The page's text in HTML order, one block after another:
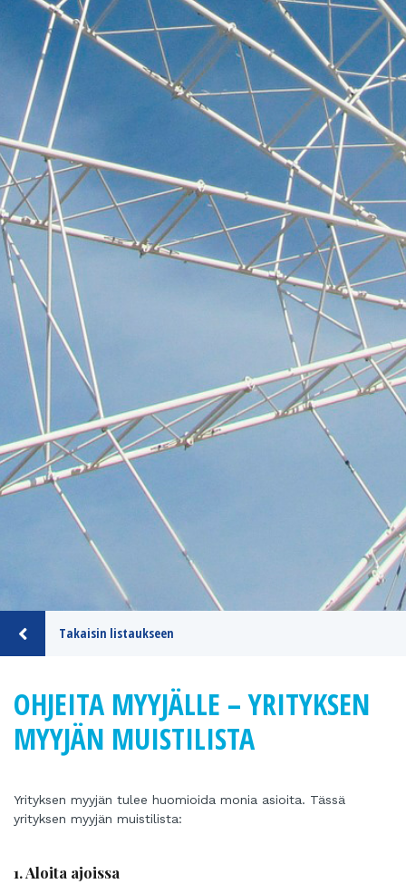
Takaisin listaukseen
OHJEITA MYYJÄLLE – YRITYKSEN
MYYJÄN MUISTILISTA
Yrityksen myyjän tulee huomioida monia asioita. Tässä
yrityksen myyjän muistilista:
1. Aloita ajoissa